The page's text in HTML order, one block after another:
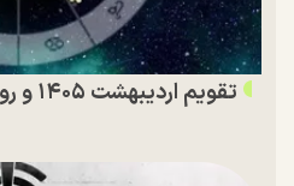
تقویم اردیبهشت ۱۴۰۵ و روز‌های تعطیل این ماه